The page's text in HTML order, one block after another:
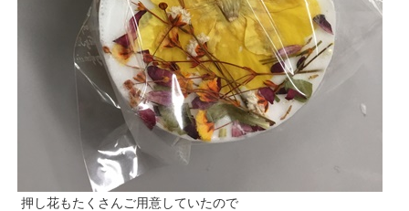
押し花もたくさんご用意していたので